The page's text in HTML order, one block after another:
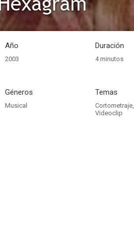
Año
2003
Duración
4 minutos
Géneros
Musical
Temas
Cortometraje,
Videoclip